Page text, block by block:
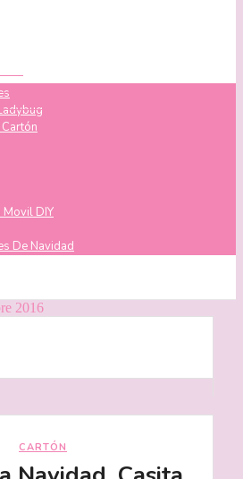
Movil DIY
De Navidad
2016
CARTÓN